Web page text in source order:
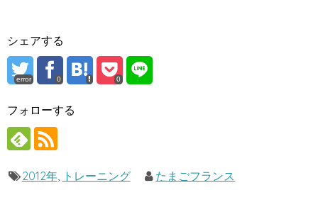
シェアする
error 0 0
フォローする
2012年, トレーニング たまごフランス